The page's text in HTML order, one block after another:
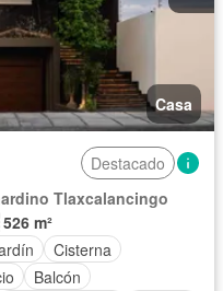
Casa
Destacado
Tlaxcalancingo
526 m²
Cisterna
Balcón